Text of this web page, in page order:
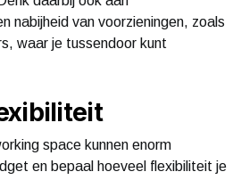
nabijheid van voorzieningen, zoals
waar je tussendoor kunt
space kunnen enorm
en bepaal hoeveel flexibiliteit je